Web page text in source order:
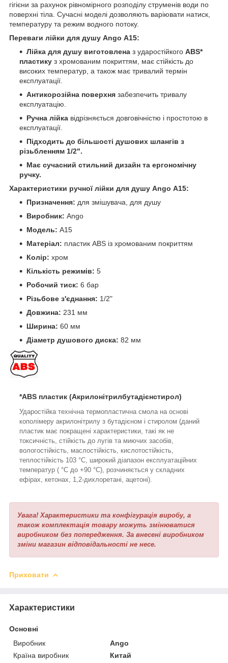
гігієни за рахунок рівномірного розподілу струменів води по
поверхні тіла. Сучасні моделі дозволяють варіювати натиск,
температуру та режим водного потоку.
Переваги лійки для душу Ango А15:
Лійка для душу виготовлена з ударостійкого ABS*
пластику з хромованим покриттям, має стійкість до
високих температур, а також має тривалий термін
експлуатації.
Антикорозійна поверхня забезпечить тривалу
експлуатацію.
Ручна лійка відрізняється довговічністю і простотою в
експлуатації.
Підходить до більшості душових шлангів з
різьбленням 1/2".
Має сучасний стильний дизайн та ергономічну
ручку.
Характеристики ручної лійки для душу Ango А15:
Призначення: для змішувача, для душу
Виробник: Ango
Модель: А15
Матеріал: пластик ABS із хромованим покриттям
Колір: хром
Кількість режимів: 5
Робочий тиск: 6 бар
Різьбове з'єднання: 1/2"
Довжина: 231 мм
Ширина: 60 мм
Діаметр душового диска: 82 мм
*ABS пластик (Акрилонітрилбутадієнстирол)
Ударостійка технічна термопластична смола на основі
кополімеру акрилонітрилу з бутадієном і стиролом (даний
пластик має покращені характеристики, такі як не
токсичність, стійкість до лугів та миючих засобів,
вологостійкість, маслостійкість, кислотостійкість,
теплостійкість 103 °C, широкий діапазон експлуатаційних
температур ( °C до +90 °C), розчиняється у складних
ефірах, кетонах, 1,2-дихлоретані, ацетоні).
Увага! Характеристики та конфігурація виробу, а
також комплектація товару можуть змінюватися
виробником без попередження. За внесені виробником
зміни магазин відповідальності не несе.
Приховати
Характеристики
Основні
Виробник
Ango
Країна виробник
Китай